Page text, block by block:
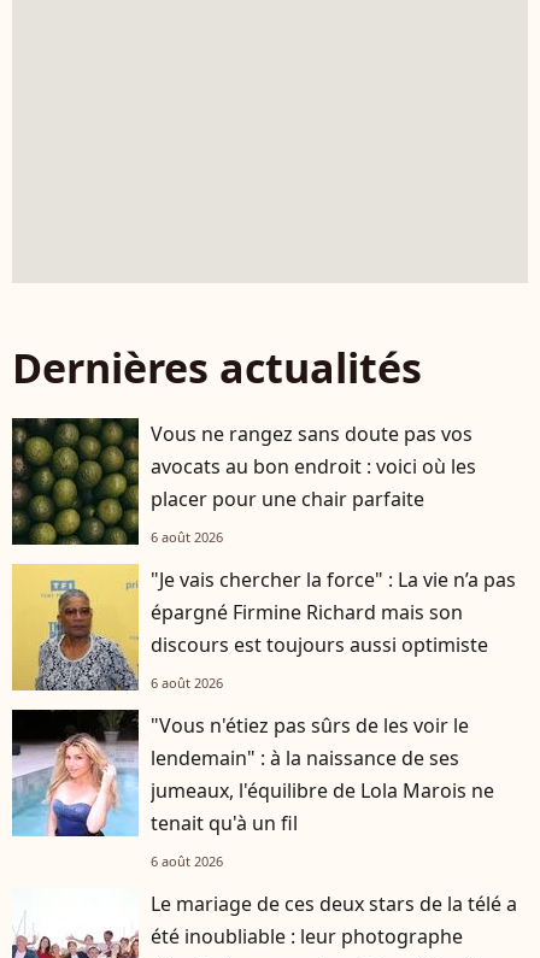
Dernières actualités
Vous ne rangez sans doute pas vos
avocats au bon endroit : voici où les
placer pour une chair parfaite
6 août 2026
"Je vais chercher la force" : La vie n’a pas
épargné Firmine Richard mais son
discours est toujours aussi optimiste
6 août 2026
"Vous n'étiez pas sûrs de les voir le
lendemain" : à la naissance de ses
jumeaux, l'équilibre de Lola Marois ne
tenait qu'à un fil
6 août 2026
Le mariage de ces deux stars de la télé a
été inoubliable : leur photographe